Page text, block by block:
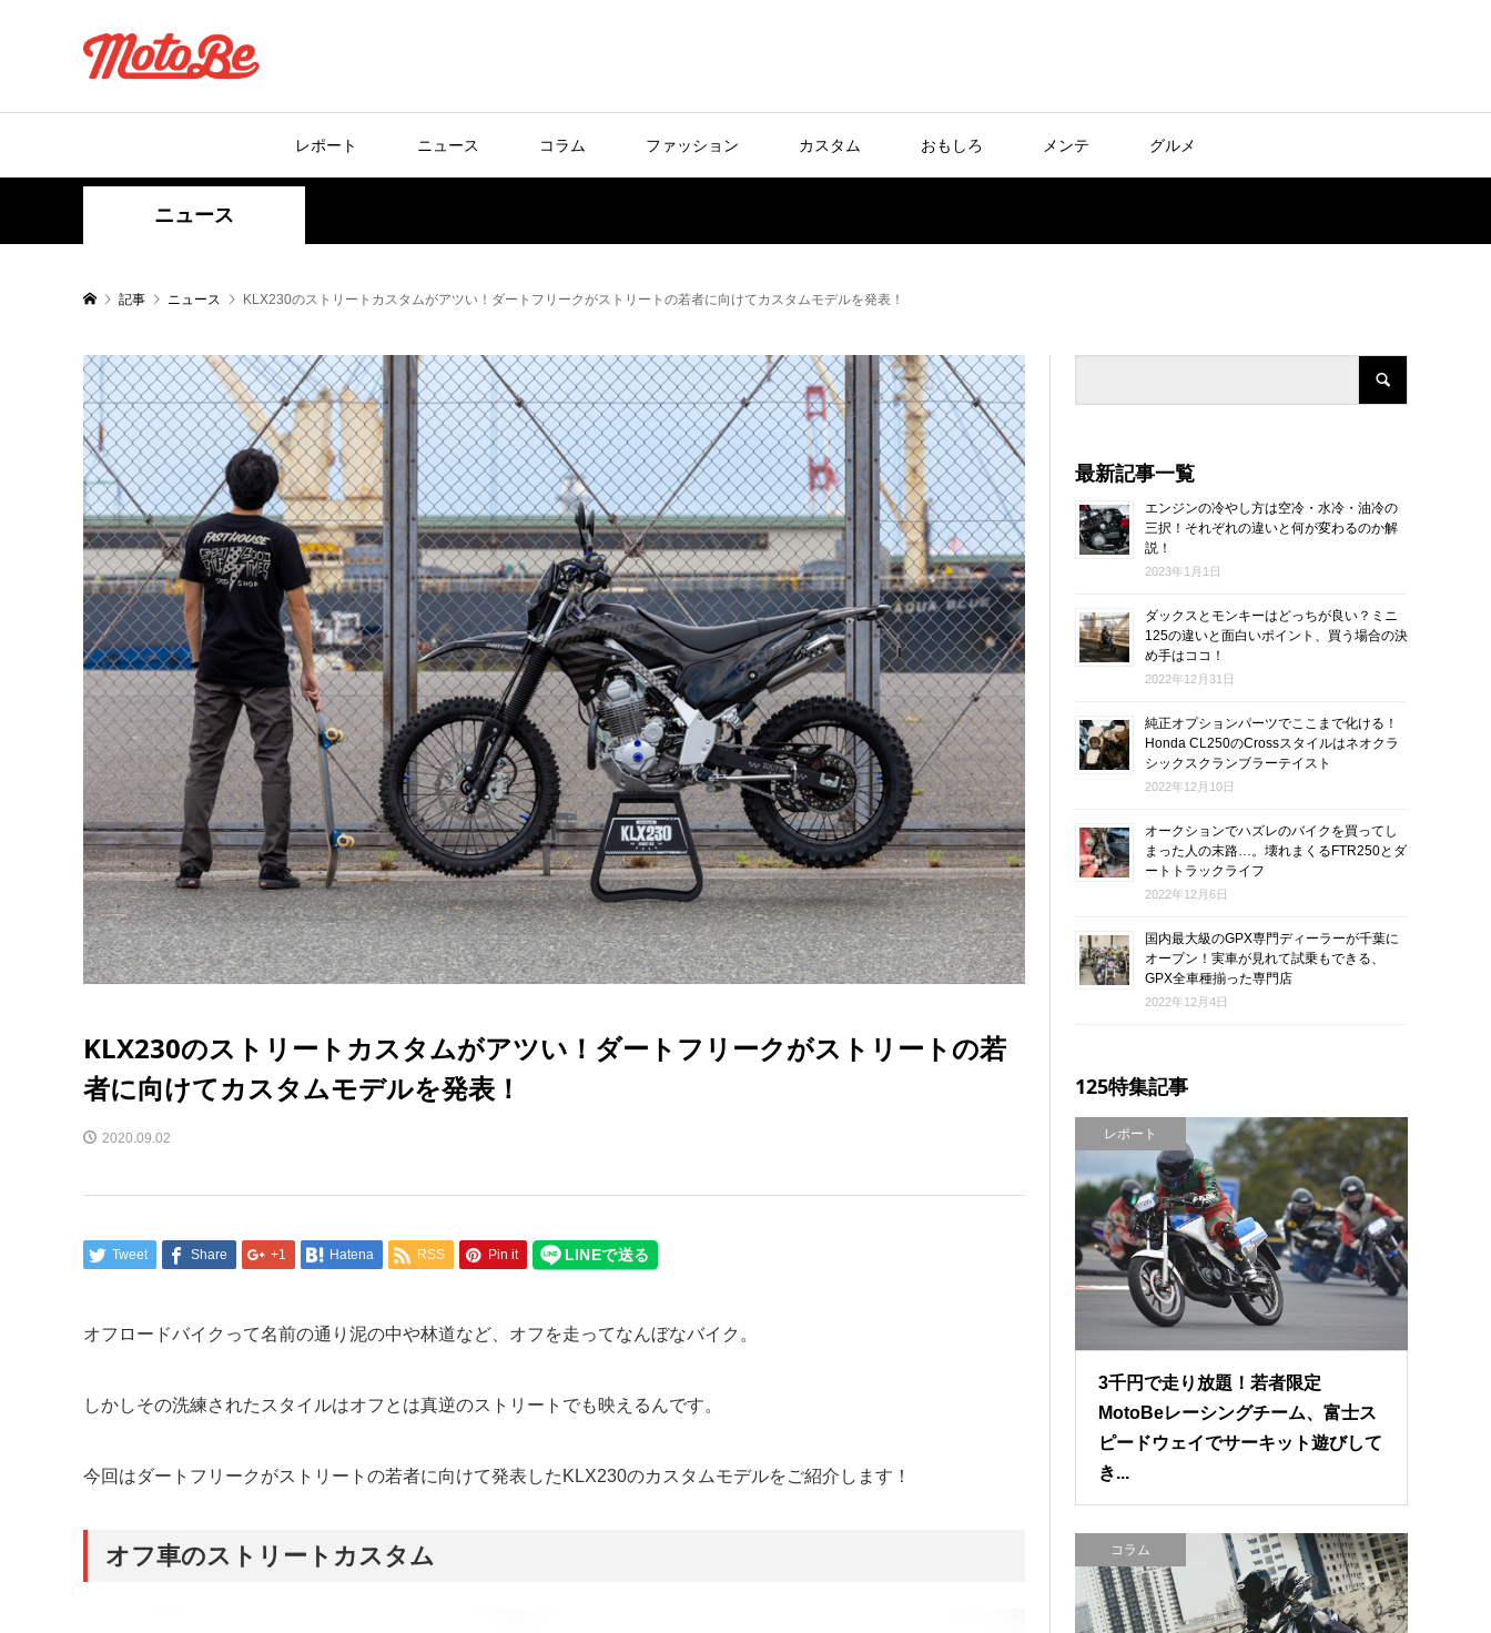
レポート ニュース コラム ファッション カスタム おもしろ メンテ グルメ
ニュース
記事 ニュース KLX230のストリートカスタムがアツい！ダートフリークがストリートの若者に向けてカスタムモデルを発表！
KLX230のストリートカスタムがアツい！ダートフリークがストリートの若
者に向けてカスタムモデルを発表！
2020.09.02
Tweet Share +1 Hatena RSS Pin it
オフロードバイクって名前の通り泥の中や林道など、オフを走ってなんぼなバイク。
しかしその洗練されたスタイルはオフとは真逆のストリートでも映えるんです。
今回はダートフリークがストリートの若者に向けて発表したKLX230のカスタムモデルをご紹介します！
オフ車のストリートカスタム
最新記事一覧
エンジンの冷やし方は空冷・水冷・油冷の
三択！それぞれの違いと何が変わるのか解
説！
2023年1月1日
ダックスとモンキーはどっちが良い？ミニ
125の違いと面白いポイント、買う場合の決
め手はココ！
2022年12月31日
純正オプションパーツでここまで化ける！
Honda CL250のCrossスタイルはネオクラ
シックスクランブラーテイスト
2022年12月10日
オークションでハズレのバイクを買ってし
まった人の末路…。壊れまくるFTR250とダ
ートトラックライフ
2022年12月6日
国内最大級のGPX専門ディーラーが千葉に
オープン！実車が見れて試乗もできる、
GPX全車種揃った専門店
2022年12月4日
125特集記事
レポート
3千円で走り放題！若者限定
MotoBeレーシングチーム、富士ス
ピードウェイでサーキット遊びして
き...
コラム